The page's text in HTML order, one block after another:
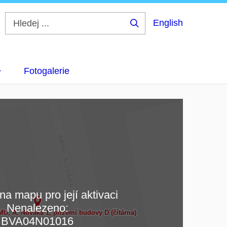
English
Fotogalerie
mapu…
mapu pro její aktivaci
Nenalezeno:
BVA04N01016